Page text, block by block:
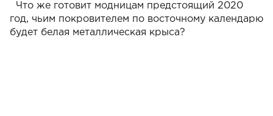
Что же готовит модницам предстоящий 2020
год, чьим покровителем по восточному календарю
будет белая металлическая крыса?